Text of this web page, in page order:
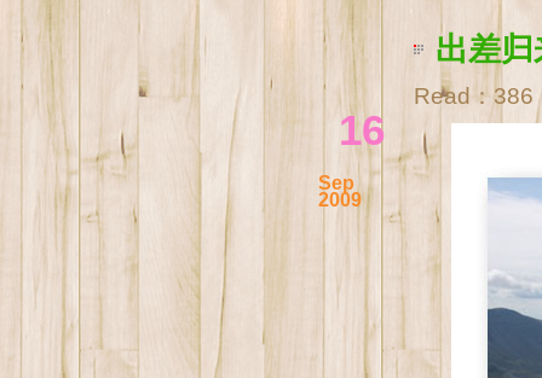
16
Sep
2009
出差归
Read：386